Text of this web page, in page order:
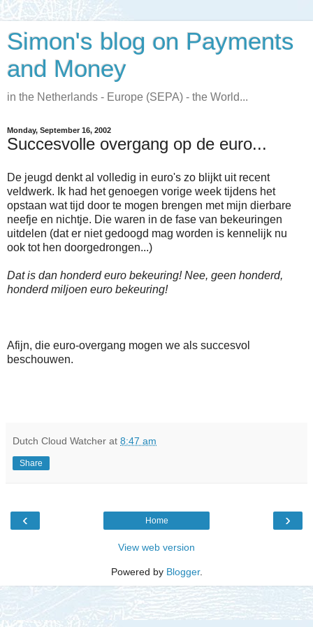
Simon's blog on Payments
and Money
in the Netherlands - Europe (SEPA) - the World...
Monday, September 16, 2002
Succesvolle overgang op de euro...
De jeugd denkt al volledig in euro's zo blijkt uit recent
veldwerk. Ik had het genoegen vorige week tijdens het
opstaan wat tijd door te mogen brengen met mijn dierbare
neefje en nichtje. Die waren in de fase van bekeuringen
uitdelen (dat er niet gedoogd mag worden is kennelijk nu
ook tot hen doorgedrongen...)
Dat is dan honderd euro bekeuring! Nee, geen honderd,
honderd miljoen euro bekeuring!
Afijn, die euro-overgang mogen we als succesvol
beschouwen.
Dutch Cloud Watcher at 8:47 am
Share
‹ ›
Home
View web version
Powered by Blogger.